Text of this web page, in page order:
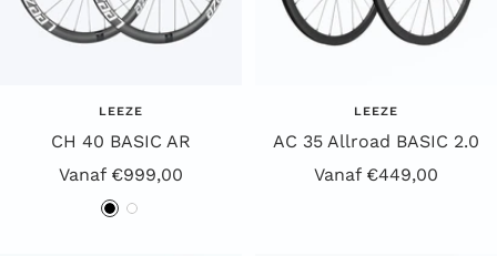
LEEZE
CH 40 BASIC AR
Aanbiedingsprijs
Vanaf €999,00
Z W
LEEZE
AC 35 Allroad BASIC 2.0
Aanbiedingsprijs
Vanaf €449,00